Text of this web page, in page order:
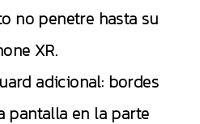
no penetre hasta su
XR.
adicional: bordes
pantalla en la parte